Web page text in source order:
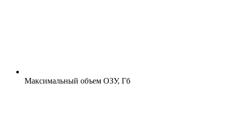
Максимальный объем ОЗУ, Гб